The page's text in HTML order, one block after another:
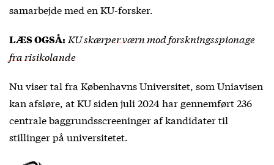
samarbejde med en KU-forsker.
LÆS OGSÅ: KU skærper værn mod forskningsspionage
fra risikolande
Nu viser tal fra Københavns Universitet, som Uniavisen
kan afsløre, at KU siden juli 2024 har gennemført 236
centrale baggrundsscreeninger af kandidater til
stillinger på universitetet.